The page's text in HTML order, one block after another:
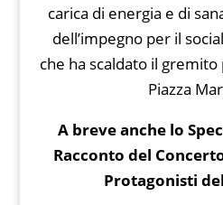
carica di energia e di
dell’impegno per il
che ha scaldato il
Piazza
A breve anche lo
Racconto del
Protagonisti